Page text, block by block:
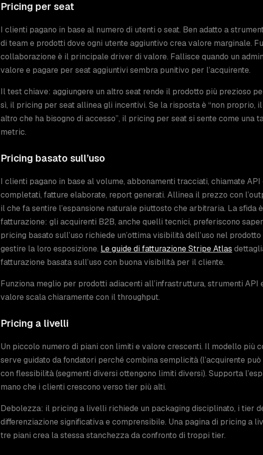
Pricing per seat
I clienti pagano in base al numero di utenti o seat. Ben adatto a
di team e prodotti dove ogni utente aggiuntivo crea valore marginale.
collaborazione è il principale driver di valore. Fallisce quando un
valore e pagare per seat aggiuntivi sembra punitivo per l’acquirente.
Il test chiave: aggiungere un altro seat rende il prodotto più prezioso
sì, il pricing per seat allinea gli incentivi. Se la risposta è “non proprio,
altro che ha bisogno di accesso”, il pricing per seat si sente come una
metric.
Pricing basato sull’uso
I clienti pagano in base al volume, abbonamenti tracciati, chiamate
completati, fatture elaborate, report generati. Allinea il prezzo con
il che fa sentire l’espansione naturale piuttosto che arbitraria. La sfida
fatturazione: gli acquirenti B2B, anche quelli tecnici, preferiscono
pricing basato sull’uso richiede un’ottima visibilità dell’uso nel
gestire la loro esposizione. Le guide di fatturazione Stripe Atlas
fatturazione basata sull’uso con buona visibilità per il cliente.
Funziona meglio per prodotti adiacenti all’infrastruttura, strumenti
valore scala chiaramente con il throughput.
Pricing a livelli
Un piccolo numero di piani con limiti e valore crescenti. Il modello più
serve guidato da fondatori perché combina semplicità (l’acquirente
con flessibilità (segmenti diversi ottengono limiti diversi). Supporta
mano che i clienti crescono verso tier più alti.
Debolezza: il pricing a livelli richiede un packaging disciplinato, i tier
differenziazione significativa e comprensibile. Una pagina di pricing a
tre piani crea la stessa stanchezza da confronto di troppi tier.